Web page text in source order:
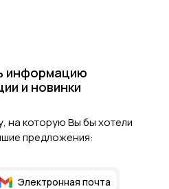
информацию
и новинки
на которую Вы бы хотели
предложения:
Электронная почта